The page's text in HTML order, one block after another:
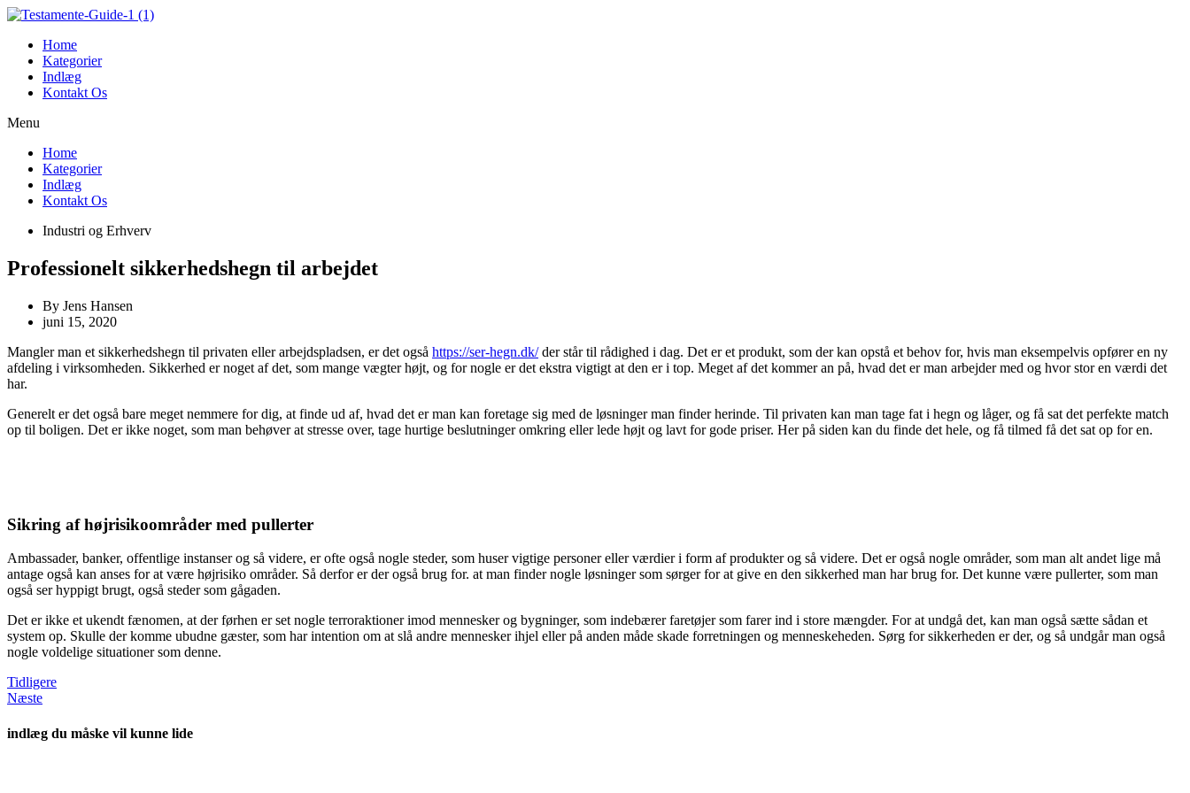
Videre
indholdHome
Kategorier
Indlæg
Kontakt Os
Menu
Home
Kategorier
Indlæg
Kontakt Os
Industri og Erhverv
Professionelt sikkerhedshegn til arbejdet
By Jens Hansen
juni 15, 2020
Mangler man et sikkerhedshegn til privaten eller arbejdspladsen, er det også https://ser-hegn.dk/der står til rådighed i dag. Det er et produkt, som der kan opstå et behov for, hvis man eksempelvis opfører en ny
afdeling i virksomheden. Sikkerhed er noget af det, som mange vægter højt, og for nogle er det ekstra vigtigt at den er i top. Meget af det kommer an på, hvad det er man arbejder med og hvor stor en værdi det
har.
Generelt er det også bare meget nemmere for dig, at finde ud af, hvad det er man kan foretage sig med de løsninger man finder herinde. Til privaten kan man tage fat i hegn og låger, og få sat det perfekte match
op til boligen. Det er ikke noget, som man behøver at stresse over, tage hurtige beslutninger omkring eller lede højt og lavt for gode priser. Her på siden kan du finde det hele, og få tilmed få det sat op for en.
Sikring af højrisikoområder med pullerter
Ambassader, banker, offentlige instanser og så videre, er ofte også nogle steder, som huser vigtige personer eller værdier i form af produkter og så videre. Det er også nogle områder, som man alt andet lige må
antage også kan anses for at være højrisiko områder. Så derfor er der også brug for. at man finder nogle løsninger som sørger for at give en den sikkerhed man har brug for. Det kunne være pullerter, som man
også ser hyppigt brugt, også steder som gågaden.
Det er ikke et ukendt fænomen, at der førhen er set nogle terroraktioner imod mennesker og bygninger, som indebærer faretøjer som farer ind i store mængder. For at undgå det, kan man også sætte sådan et
system op. Skulle der komme ubudne gæster, som har intention om at slå andre mennesker ihjel eller på anden måde skade forretningen og menneskeheden. Sørg for sikkerheden er der, og så undgår man også
nogle voldelige situationer som denne.
Tidligere
Næste
indlæg du måske vil kunne lide